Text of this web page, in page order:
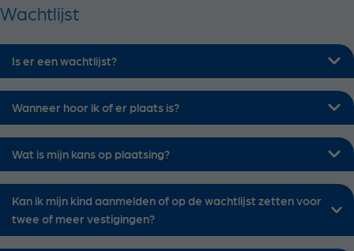
Wachtlijst
Is er een wachtlijst?
Wanneer hoor ik of er plaats is?
Wat is mijn kans op plaatsing?
Kan ik mijn kind aanmelden of op de wachtlijst zetten voor
twee of meer vestigingen?